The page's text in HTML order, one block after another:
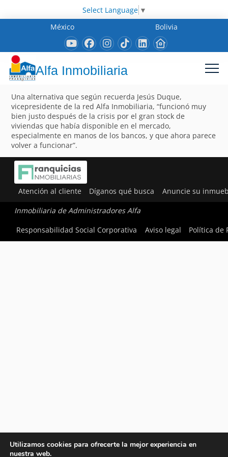
Select Language ▼
México
Bolivia
Alfa Inmobiliaria
Una alternativa que según recuerda Jesús Duque,
vicepresidente de la red Alfa Inmobiliaria, “funcionó muy
bien justo después de la crisis por el gran stock de
viviendas que había disponible en el mercado,
especialmente en manos de los bancos, y que ahora parece
volver a funcionar”.
Atención al cliente Díganos qué busca Anuncie su
Inmobiliaria de Administradores Alfa
Responsabilidad Social Corporativa
Aviso legal Política de
Utilizamos cookies para ofrecerte la mejor experiencia en
nuestra web.